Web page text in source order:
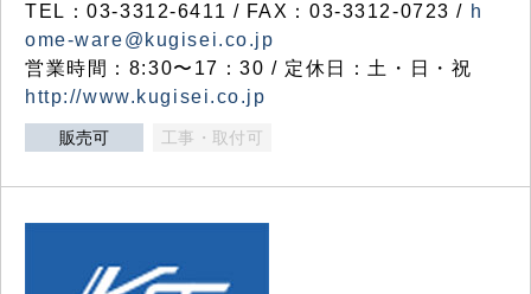
TEL：03-3312-6411 / FAX：03-3312-0723 / h
ome-ware@kugisei.co.jp
営業時間：8:30〜17：30 / 定休日：土・日・祝
http://www.kugisei.co.jp
販売可 工事・取付可